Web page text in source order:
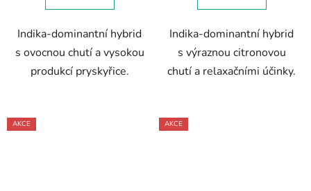
Indika-dominantní hybrid
s ovocnou chutí a vysokou
produkcí pryskyřice.
Indika-dominantní hybrid
s výraznou citronovou
chutí a relaxačními účinky.
AKCE AKCE